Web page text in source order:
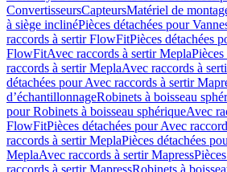
ConvertisseursCapteursMatériel de
à siège inclinéPièces détachées pour
raccords à sertir FlowFitPièces détachées
FlowFitAvec raccords à sertir Mepla
raccords à sertir MeplaAvec raccords à
détachées pour Avec raccords à sertir
d’échantillonnageRobinets à boisseau
pour Robinets à boisseau sphériqueAvec
FlowFitPièces détachées pour Avec
raccords à sertir MeplaPièces détachées
MeplaAvec raccords à sertir Mapress
raccords à sertir MapressRobinets à